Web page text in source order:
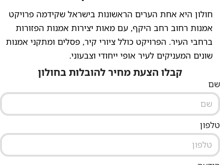
חולון היא אחת הערים הראשונות בישראל שקידמה פרויקט
אמנות רחוב רחב היקף, עם מאות יצירות אמנות הפזורות
ברחבי העיר. הפרויקט כולל ציורי קיר, פסלים ומתקני אמנות
שונים המעניקים לעיר אופי ייחודי וצבעוני.
קבלו הצעת מחיר להובלות בחולון
שם
טלפון